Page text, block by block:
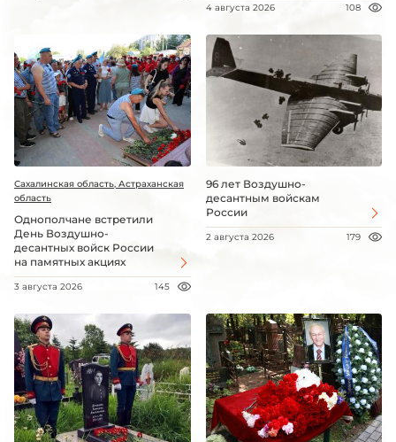
4 августа 2026 108
Сахалинская область, Астраханская
область
Однополчане встретили
День Воздушно-
десантных войск России
на памятных акциях
3 августа 2026 145
96 лет Воздушно-
десантным войскам
России
2 августа 2026 179